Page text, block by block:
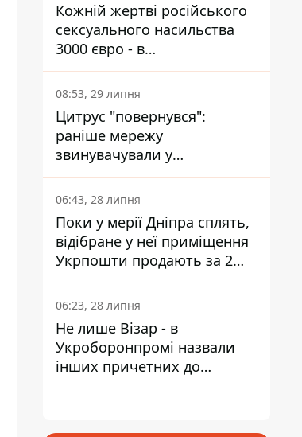
Кожній жертві російського
сексуального насильства
3000 євро - в
Мінсоцполітики пояснили
Інформатору, звідки на це
гроші
08:53, 29 липня
Цитрус "повернувся":
раніше мережу
звинувачували у
контрабанді техніки та
ухиленні від сплати
податків
06:43, 28 липня
Поки у мерії Дніпра сплять,
відібране у неї приміщення
Укрпошти продають за 2
мільйони
06:23, 28 липня
Не лише Візар - в
Укроборонпромі назвали
інших причетних до